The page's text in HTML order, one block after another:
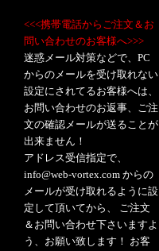
<<<携帯電話からご注文＆お
問い合わせのお客様へ>>>
迷惑メール対策などで、PC
からのメールを受け取れない
設定にされてるお客様へは、
お問い合わせのお返事、ご注
文の確認メールが送ることが
出来ません！
アドレス受信指定で、
info@web-vortex.com からの
メールが受け取れるように設
定して頂いてから、 ご注文
＆お問い合わせ下さいますよ
う、お願い致します！ お客